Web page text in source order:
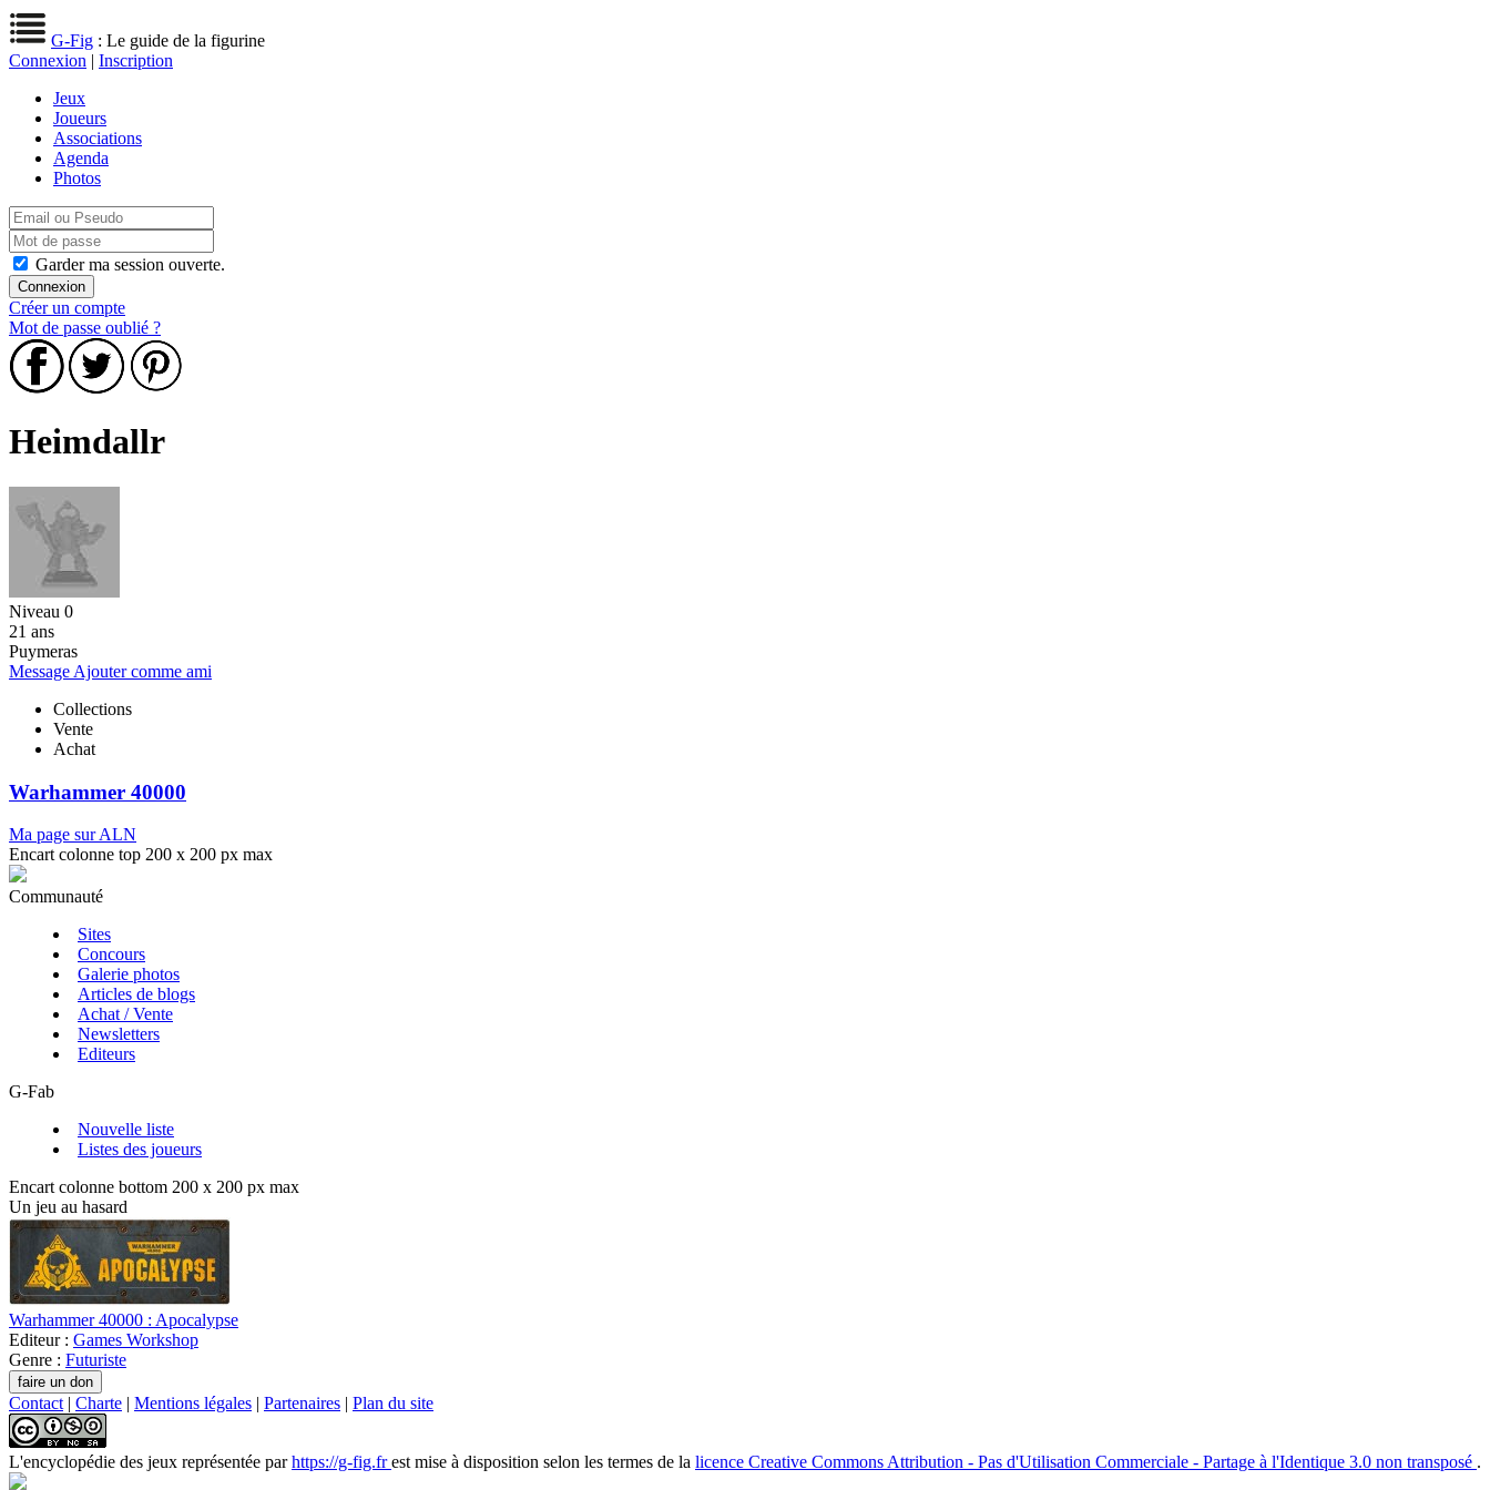
G-Fig : Le guide de la figurine
Connexion | Inscription
Jeux
Joueurs
Associations
Agenda
Photos
Garder ma session ouverte.
Créer un compte
Mot de passe oublié ?
Heimdallr
Niveau 0
21 ans
Puymeras
Message Ajouter comme ami
Collections
Vente
Achat
Warhammer 40000
Ma page sur ALN
Encart colonne top 200 x 200 px max
Communauté
Sites
Concours
Galerie photos
Articles de blogs
Achat / Vente
Newsletters
Editeurs
G-Fab
Nouvelle liste
Listes des joueurs
Encart colonne bottom 200 x 200 px max
Un jeu au hasard
Warhammer 40000 : Apocalypse
Editeur : Games Workshop
Genre : Futuriste
Contact | Charte | Mentions légales | Partenaires | Plan du site
L'encyclopédie des jeux représentée parhttps://g-fig.frest mise à disposition selon les termes de la licence Creative Commons Attribution - Pas d'Utilisation Commerciale - Partage à l'Identique 3.0 non transposé .